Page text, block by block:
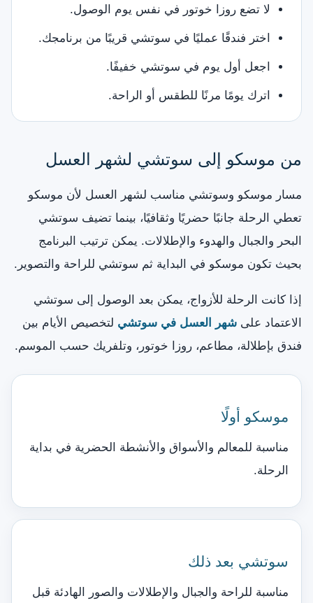
لا تضع روزا خوتور في نفس يوم الوصول.
اختر فندقًا عمليًا في سوتشي قريبًا من برنامجك.
اجعل أول يوم في سوتشي خفيفًا.
اترك يومًا مرنًا للطقس أو الراحة.
من موسكو إلى سوتشي لشهر العسل
مسار موسكو وسوتشي مناسب لشهر العسل لأن موسكو
تعطي الرحلة جانبًا حضريًا وثقافيًا، بينما تضيف سوتشي
البحر والجبال والهدوء والإطلالات. يمكن ترتيب البرنامج
بحيث تكون موسكو في البداية ثم سوتشي للراحة والتصوير.
إذا كانت الرحلة للأزواج، يمكن بعد الوصول إلى سوتشي
الاعتماد على شهر العسل في سوتشي لتخصيص الأيام بين
فندق بإطلالة، مطاعم، روزا خوتور، وتلفريك حسب الموسم.
موسكو أولًا
مناسبة للمعالم والأسواق والأنشطة الحضرية في بداية
الرحلة.
سوتشي بعد ذلك
مناسبة للراحة والجبال والإطلالات والصور الهادئة قبل